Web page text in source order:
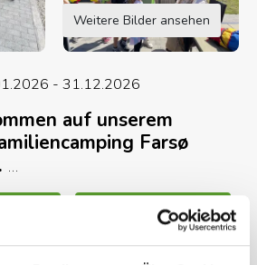
Weitere Bilder ansehen
- 31.12.2026
auf unserem
Farsø
solarbeheizten Mini-
30m langen Wasserrutsche,
Gesamte Beschreibung